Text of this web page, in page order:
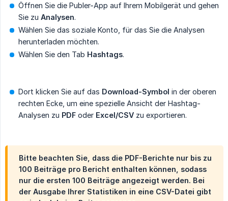
Öffnen Sie die Publer-App auf Ihrem Mobilgerät und gehen
Sie zu Analysen.
Wählen Sie das soziale Konto, für das Sie die Analysen
herunterladen möchten.
Wählen Sie den Tab Hashtags.
Dort klicken Sie auf das Download-Symbol in der oberen
rechten Ecke, um eine spezielle Ansicht der Hashtag-
Analysen zu PDF oder Excel/CSV zu exportieren.
Bitte beachten Sie, dass die PDF-Berichte nur bis zu
100 Beiträge pro Bericht enthalten können, sodass
nur die ersten 100 Beiträge angezeigt werden. Bei
der Ausgabe Ihrer Statistiken in eine CSV-Datei gibt